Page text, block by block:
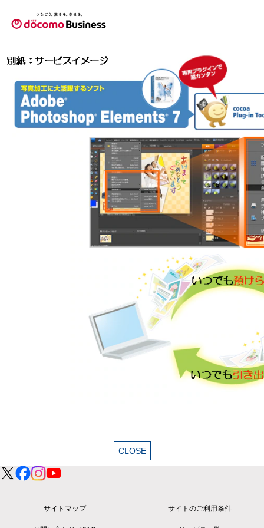
サイトマップ サイトのご利用条件